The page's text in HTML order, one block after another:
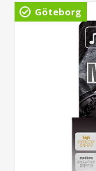
Göteborg